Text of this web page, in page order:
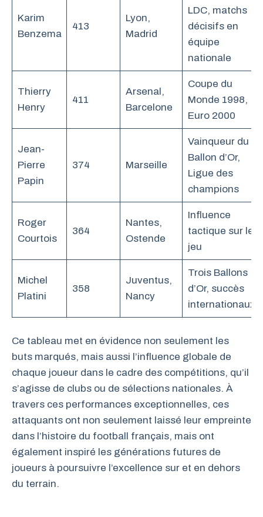
Karim
Benzema
413
Lyon,
Madrid
LDC, matchs
décisifs en
équipe
nationale
Thierry
Henry
411
Arsenal,
Barcelone
Coupe du
Monde 1998,
Euro 2000
Jean-
Pierre
Papin
374 Marseille
Vainqueur du
Ballon d’Or,
Ligue des
champions
Roger
Courtois
364
Nantes,
Ostende
Influence
tactique sur le
jeu
Michel
Platini
358
Juventus,
Nancy
Trois Ballons
d’Or, succès
internationaux
Ce tableau met en évidence non seulement les
buts marqués, mais aussi l’influence globale de
chaque joueur dans le cadre des compétitions, qu’il
s’agisse de clubs ou de sélections nationales. À
travers ces performances exceptionnelles, ces
attaquants ont non seulement laissé leur empreinte
dans l’histoire du football français, mais ont
également inspiré les générations futures de
joueurs à poursuivre l’excellence sur et en dehors
du terrain.